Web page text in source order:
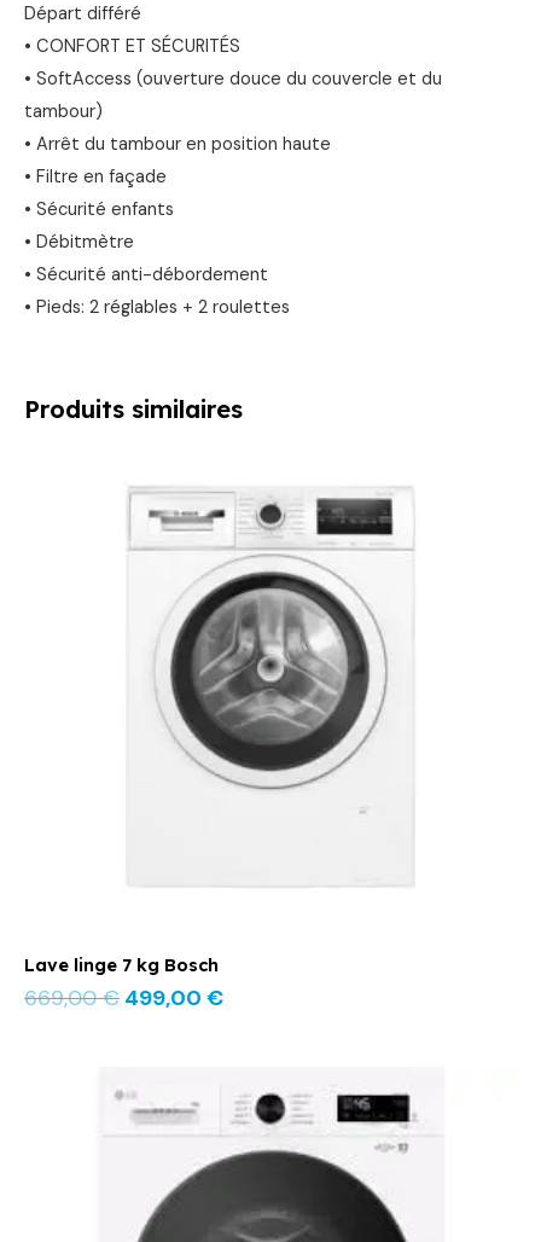
Départ différé
• CONFORT ET SÉCURITÉS
• SoftAccess (ouverture douce du couvercle et du
tambour)
• Arrêt du tambour en position haute
• Filtre en façade
• Sécurité enfants
• Débitmètre
• Sécurité anti-débordement
• Pieds: 2 réglables + 2 roulettes
Produits similaires
Lave linge 7 kg Bosch
669,00€
prix
initial
était :
669,00 €.
499,00 €
actuel
est :
499,00 €.
prix
initial
599,00 €.
prix
actuel
est :